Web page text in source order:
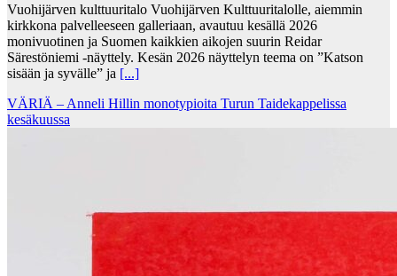
Vuohijärven kulttuuritalo Vuohijärven Kulttuuritalolle, aiemmin
kirkkona palvelleeseen galleriaan, avautuu kesällä 2026
monivuotinen ja Suomen kaikkien aikojen suurin Reidar
Särestöniemi -näyttely. Kesän 2026 näyttelyn teema on ”Katson
sisään ja syvälle” ja [...]
VÄRIÄ – Anneli Hillin monotypioita Turun Taidekappelissa
kesäkuussa